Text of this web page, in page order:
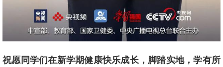
祝愿同学们在新学期健康快乐成长，脚踏实地，学有所